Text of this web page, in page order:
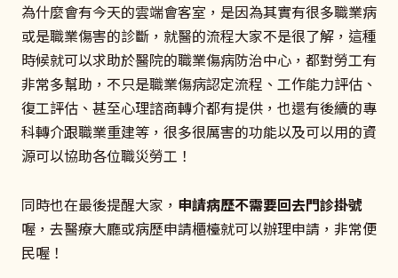
為什麼會有今天的雲端會客室，是因為其實有很多職業病
或是職業傷害的診斷，就醫的流程大家不是很了解，這種
時候就可以求助於醫院的職業傷病防治中心，都對勞工有
非常多幫助，不只是職業傷病認定流程、工作能力評估、
復工評估、甚至心理諮商轉介都有提供，也還有後續的專
科轉介跟職業重建等，很多很厲害的功能以及可以用的資
源可以協助各位職災勞工！
同時也在最後提醒大家， 申請病歷不需要回去門診掛號
喔，去醫療大廳或病歷申請櫃檯就可以辦理申請，非常便
民喔！